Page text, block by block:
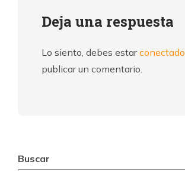
Deja una respuesta
Lo siento, debes estarconectado
publicar un comentario.
Buscar